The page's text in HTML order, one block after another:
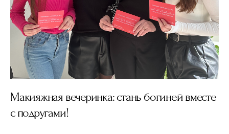
Макияжная вечеринка: стань богиней вместе
с подругами!